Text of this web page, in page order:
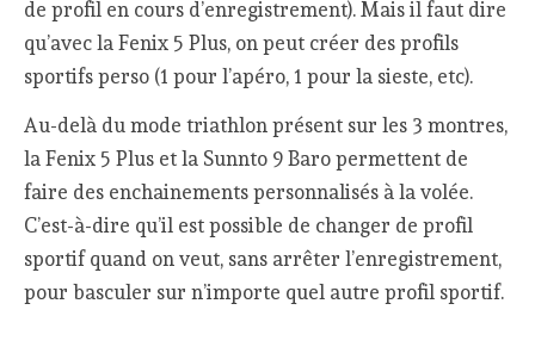
de profil en cours d’enregistrement). Mais il faut dire
qu’avec la Fenix 5 Plus, on peut créer des profils
sportifs perso (1 pour l’apéro, 1 pour la sieste, etc).
Au-delà du mode triathlon présent sur les 3 montres,
la Fenix 5 Plus et la Sunnto 9 Baro permettent de
faire des enchainements personnalisés à la volée.
C’est-à-dire qu’il est possible de changer de profil
sportif quand on veut, sans arrêter l’enregistrement,
pour basculer sur n’importe quel autre profil sportif.